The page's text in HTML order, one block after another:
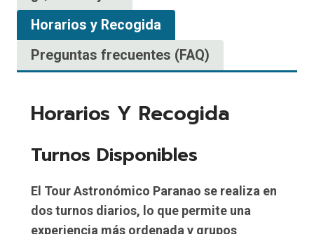
Horarios y Recogida
Preguntas frecuentes (FAQ)
Horarios Y Recogida
Turnos Disponibles
El Tour Astronómico Paranao se realiza en
dos turnos diarios, lo que permite una
experiencia más ordenada y grupos